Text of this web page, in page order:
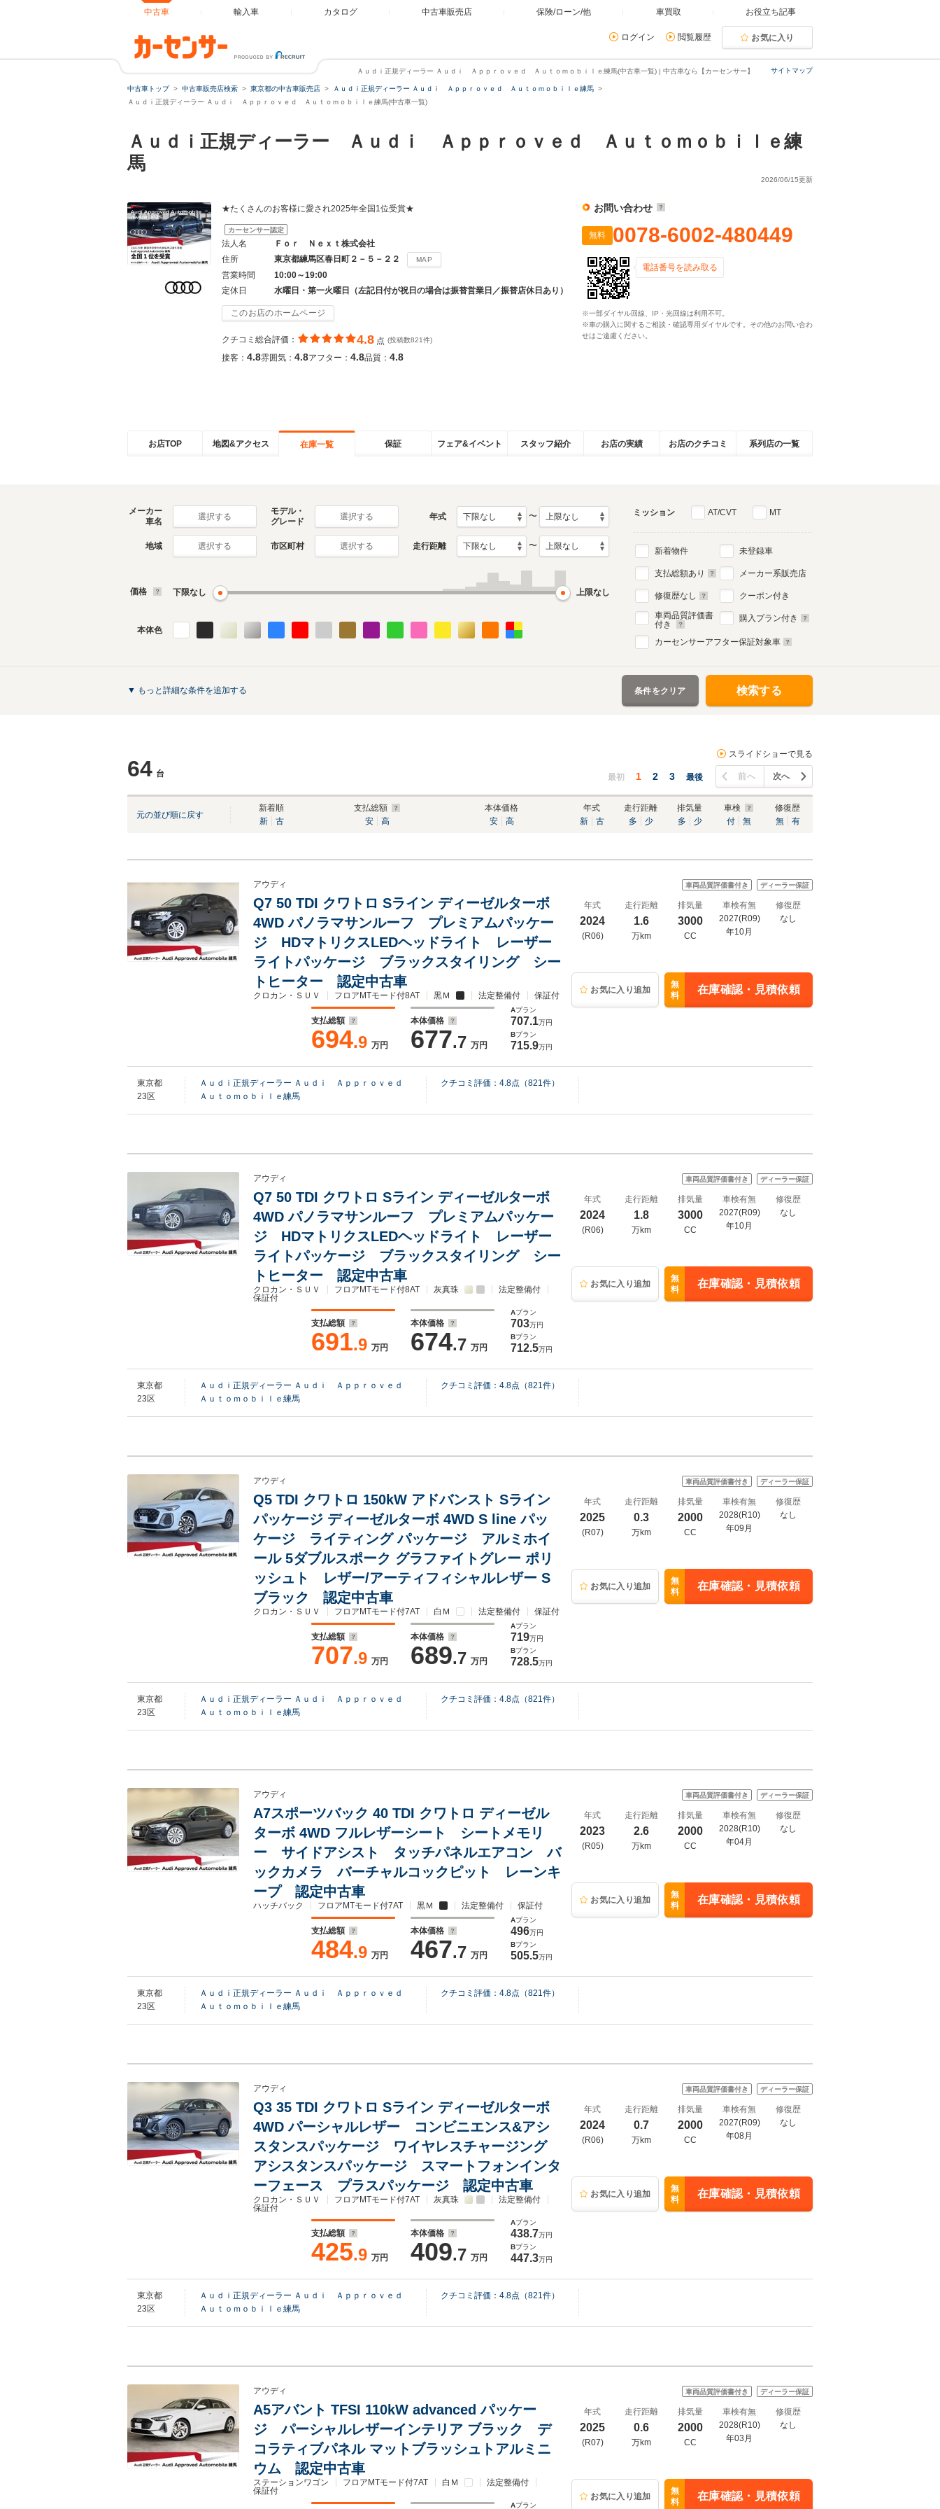
中古車 輸入車 カタログ 中古車販売店 保険/ローン/他 車買取 お役立ち記事
ログイン 閲覧履歴 お気に入り
サイトマップ
Ａｕｄｉ正規ディーラー Ａｕｄｉ Ａｐｐｒｏｖｅｄ Ａｕｔｏｍｏｂｉｌｅ練馬(中古車一覧) | 中古車なら【カーセンサー】
中古車トップ 中古車販売店検索 東京都の中古車販売店
Ａｕｄｉ正規ディーラー Ａｕｄｉ Ａｐｐｒｏｖｅｄ Ａｕｔｏｍｏｂｉｌｅ練馬
Ａｕｄｉ正規ディーラー Ａｕｄｉ Ａｐｐｒｏｖｅｄ Ａｕｔｏｍｏｂｉｌｅ練馬(中古車一覧)
Ａｕｄｉ正規ディーラー Ａｕｄｉ Ａｐｐｒｏｖｅｄ Ａｕｔｏｍｏｂｉｌｅ練
馬
2026/06/15更新
★たくさんのお客様に愛され2025年全国1位受賞★
カーセンサー認定
法人名
Ｆｏｒ Ｎｅｘｔ株式会社
住所
東京都練馬区春日町２－５－２２ MAP
営業時間
10:00～19:00
定休日
水曜日・第一火曜日（左記日付が祝日の場合は振替営業日／振替店休日あり）
このお店のホームページ
クチコミ総合評価： 4.8 点 (投稿数821件)
接客： 4.8雰囲気： 4.8アフター： 4.8品質： 4.8
お問い合わせ
無料 0078-6002-480449
電話番号を読み取る
※一部ダイヤル回線、IP・光回線は利用不可。
※車の購入に関するご相談・確認専用ダイヤルです。その他のお問い合わ
せはご遠慮ください。
お店TOP 地図&アクセス 在庫一覧 保証 フェア&イベント スタッフ紹介 お店の実績 お店のクチコミ 系列店の一覧
メーカー
車名
選択する
モデル・
グレード
選択する 年式 〜
地域 選択する 市区町村 選択する 走行距離 〜
価格 下限なし 上限なし
本体色
ミッション AT/CVT MT
新着物件
支払総額あり
修復歴なし
車両品質評価書
付き
未登録車
メーカー系販売店
クーポン付き
購入プラン付き
カーセンサーアフター保証対象車
▼ もっと詳細な条件を追加する 条件をクリア 検索する
64 台
スライドショーで見る
最初 1 2 3 最後 前へ 次へ
元の並び順に戻す
新着順
新
古
支払総額
安
高
本体価格
安
高
年式
新
古
走行距離
多
少
排気量
多
少
車検
付
無
修復歴
無
有
アウディ
Q7 50 TDI クワトロ Sライン ディーゼルターボ
4WD パノラマサンルーフ プレミアムパッケー
ジ HDマトリクスLEDヘッドライト レーザー
ライトパッケージ ブラックスタイリング シー
トヒーター 認定中古車
クロカン・ＳＵＶ フロアMTモード付8AT 黒Ｍ 法定整備付 保証付
支払総額
694.9 万円
本体価格
677.7 万円
Aプラン
707.1万円
Bプラン
715.9万円
車両品質評価書付き ディーラー保証
年式
2024
(R06)
走行距離
1.6
万km
排気量
3000
CC
車検有無
2027(R09)
年10月
修復歴
なし
お気に入り追加
無
料
在庫確認・見積依頼
東京都
23区
Ａｕｄｉ正規ディーラー Ａｕｄｉ Ａｐｐｒｏｖｅｄ
Ａｕｔｏｍｏｂｉｌｅ練馬
クチコミ評価： 4.8点（821件）
アウディ
Q7 50 TDI クワトロ Sライン ディーゼルターボ
4WD パノラマサンルーフ プレミアムパッケー
ジ HDマトリクスLEDヘッドライト レーザー
ライトパッケージ ブラックスタイリング シー
トヒーター 認定中古車
クロカン・ＳＵＶ フロアMTモード付8AT 灰真珠
法定整備付
保証付
支払総額
691.9 万円
本体価格
674.7 万円
Aプラン
703万円
Bプラン
712.5万円
車両品質評価書付き ディーラー保証
年式
2024
(R06)
走行距離
1.8
万km
排気量
3000
CC
車検有無
2027(R09)
年10月
修復歴
なし
お気に入り追加
無
料
在庫確認・見積依頼
東京都
23区
Ａｕｄｉ正規ディーラー Ａｕｄｉ Ａｐｐｒｏｖｅｄ
Ａｕｔｏｍｏｂｉｌｅ練馬
クチコミ評価： 4.8点（821件）
アウディ
Q5 TDI クワトロ 150kW アドバンスト Sライン
パッケージ ディーゼルターボ 4WD S line パッ
ケージ ライティング パッケージ アルミホイ
ール 5ダブルスポーク グラファイトグレー ポリ
ッシュト レザー/アーティフィシャルレザー S
ブラック 認定中古車
クロカン・ＳＵＶ フロアMTモード付7AT 白Ｍ 法定整備付 保証付
支払総額
707.9 万円
本体価格
689.7 万円
Aプラン
719万円
Bプラン
728.5万円
車両品質評価書付き ディーラー保証
年式
2025
(R07)
走行距離
0.3
万km
排気量
2000
CC
車検有無
2028(R10)
年09月
修復歴
なし
お気に入り追加
無
料
在庫確認・見積依頼
東京都
23区
Ａｕｄｉ正規ディーラー Ａｕｄｉ Ａｐｐｒｏｖｅｄ
Ａｕｔｏｍｏｂｉｌｅ練馬
クチコミ評価： 4.8点（821件）
アウディ
A7スポーツバック 40 TDI クワトロ ディーゼル
ターボ 4WD フルレザーシート シートメモリ
ー サイドアシスト タッチパネルエアコン バ
ックカメラ バーチャルコックピット レーンキ
ープ 認定中古車
ハッチバック フロアMTモード付7AT 黒Ｍ 法定整備付 保証付
支払総額
484.9 万円
本体価格
467.7 万円
Aプラン
496万円
Bプラン
505.5万円
車両品質評価書付き ディーラー保証
年式
2023
(R05)
走行距離
2.6
万km
排気量
2000
CC
車検有無
2028(R10)
年04月
修復歴
なし
お気に入り追加
無
料
在庫確認・見積依頼
東京都
23区
Ａｕｄｉ正規ディーラー Ａｕｄｉ Ａｐｐｒｏｖｅｄ
Ａｕｔｏｍｏｂｉｌｅ練馬
クチコミ評価： 4.8点（821件）
アウディ
Q3 35 TDI クワトロ Sライン ディーゼルターボ
4WD パーシャルレザー コンビニエンス&アシ
スタンスパッケージ ワイヤレスチャージング
アシスタンスパッケージ スマートフォンインタ
ーフェース プラスパッケージ 認定中古車
クロカン・ＳＵＶ フロアMTモード付7AT 灰真珠
法定整備付
保証付
支払総額
425.9 万円
本体価格
409.7 万円
Aプラン
438.7万円
Bプラン
447.3万円
車両品質評価書付き ディーラー保証
年式
2024
(R06)
走行距離
0.7
万km
排気量
2000
CC
車検有無
2027(R09)
年08月
修復歴
なし
お気に入り追加
無
料
在庫確認・見積依頼
東京都
23区
Ａｕｄｉ正規ディーラー Ａｕｄｉ Ａｐｐｒｏｖｅｄ
Ａｕｔｏｍｏｂｉｌｅ練馬
クチコミ評価： 4.8点（821件）
アウディ
A5アバント TFSI 110kW advanced パッケー
ジ パーシャルレザーインテリア ブラック デ
コラティブパネル マットブラッシュトアルミニ
ウム 認定中古車
ステーションワゴン フロアMTモード付7AT 白Ｍ
法定整備付
保証付
Aプラン
車両品質評価書付き ディーラー保証
年式
2025
(R07)
走行距離
0.6
万km
排気量
2000
CC
車検有無
2028(R10)
年03月
修復歴
なし
お気に入り追加
無
料
在庫確認・見積依頼